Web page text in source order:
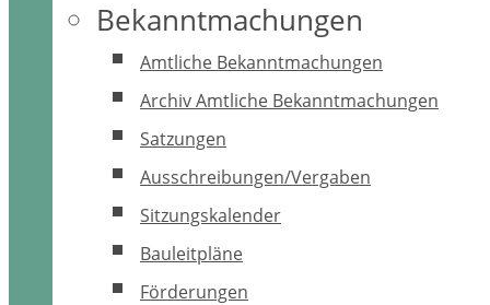
Bekanntmachungen
Amtliche Bekanntmachungen
Archiv Amtliche Bekanntmachungen
Satzungen
Ausschreibungen/Vergaben
Sitzungskalender
Bauleitpläne
Förderungen